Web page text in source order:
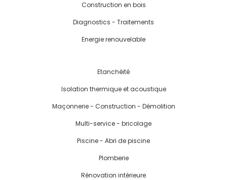
Construction en bois
Diagnostics - Traitements
Energie renouvelable
Etanchéité
Isolation thermique et acoustique
Maçonnerie - Construction - Démolition
Multi-service - bricolage
Piscine - Abri de piscine
Plomberie
Rénovation intérieure